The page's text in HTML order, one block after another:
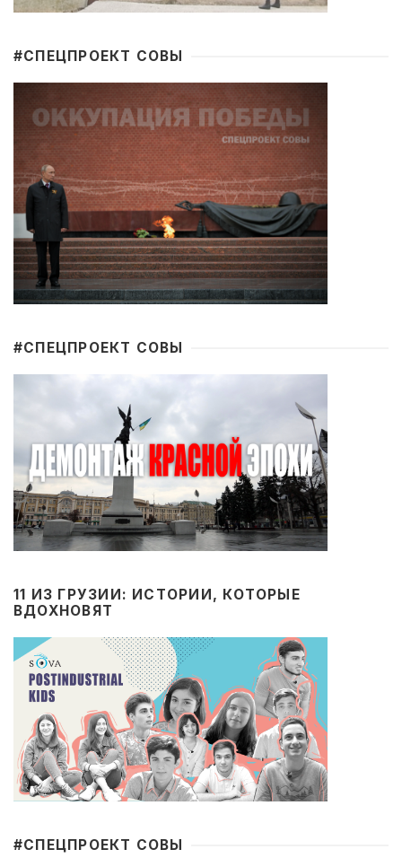
#CПЕЦПРОЕКТ СОВЫ
#CПЕЦПРОЕКТ СОВЫ
11 ИЗ ГРУЗИИ: ИСТОРИИ, КОТОРЫЕ
ВДОХНОВЯТ
#CПЕЦПРОЕКТ СОВЫ